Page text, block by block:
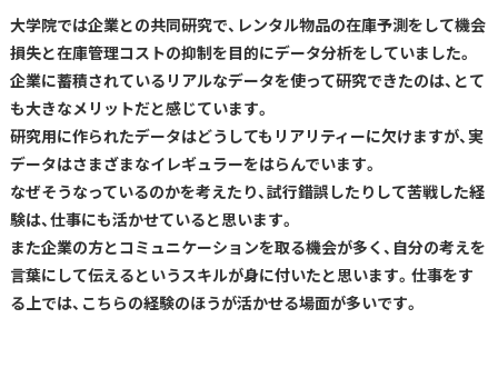
大学院では企業との共同研究で、レンタル物品の在庫予測をして機会
損失と在庫管理コストの抑制を目的にデータ分析をしていました。
企業に蓄積されているリアルなデータを使って研究できたのは、とて
も大きなメリットだと感じています。
研究用に作られたデータはどうしてもリアリティーに欠けますが、実
データはさまざまなイレギュラーをはらんでいます。
なぜそうなっているのかを考えたり、試行錯誤したりして苦戦した経
験は、仕事にも活かせていると思います。
また企業の方とコミュニケーションを取る機会が多く、自分の考えを
言葉にして伝えるというスキルが身に付いたと思います。仕事をす
る上では、こちらの経験のほうが活かせる場面が多いです。